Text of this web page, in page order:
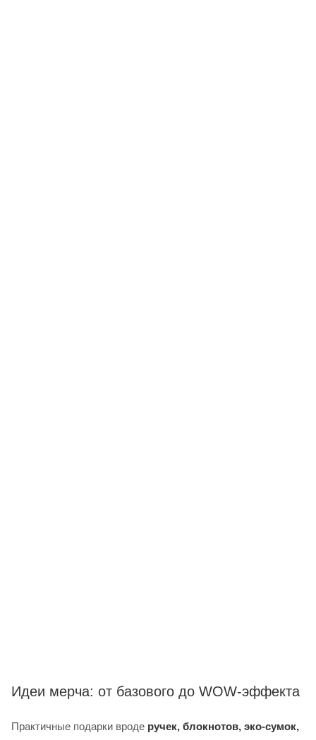
Идеи мерча: от базового до WOW-эффекта
Практичные подарки вроде ручек, блокнотов, эко-сумок,